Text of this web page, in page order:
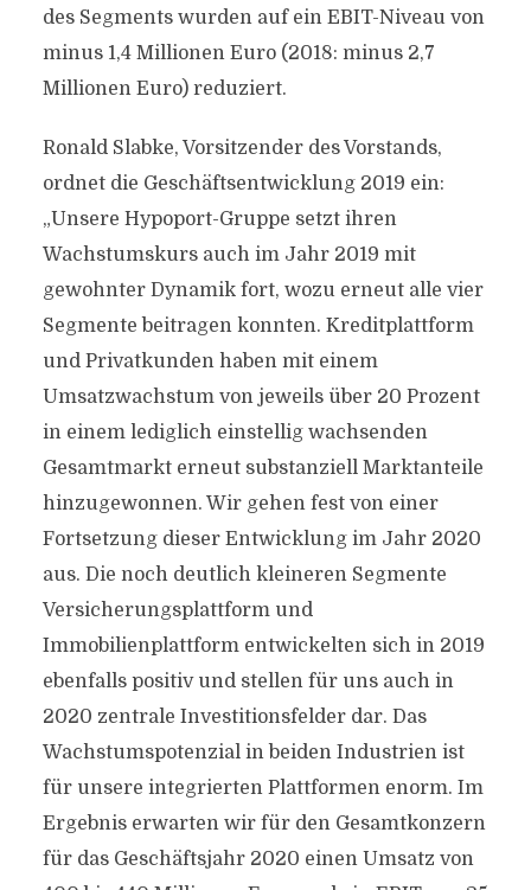
des Segments wurden auf ein EBIT-Niveau von
minus 1,4 Millionen Euro (2018: minus 2,7
Millionen Euro) reduziert.
Ronald Slabke, Vorsitzender des Vorstands,
ordnet die Geschäftsentwicklung 2019 ein:
„Unsere Hypoport-Gruppe setzt ihren
Wachstumskurs auch im Jahr 2019 mit
gewohnter Dynamik fort, wozu erneut alle vier
Segmente beitragen konnten. Kreditplattform
und Privatkunden haben mit einem
Umsatzwachstum von jeweils über 20 Prozent
in einem lediglich einstellig wachsenden
Gesamtmarkt erneut substanziell Marktanteile
hinzugewonnen. Wir gehen fest von einer
Fortsetzung dieser Entwicklung im Jahr 2020
aus. Die noch deutlich kleineren Segmente
Versicherungsplattform und
Immobilienplattform entwickelten sich in 2019
ebenfalls positiv und stellen für uns auch in
2020 zentrale Investitionsfelder dar. Das
Wachstumspotenzial in beiden Industrien ist
für unsere integrierten Plattformen enorm. Im
Ergebnis erwarten wir für den Gesamtkonzern
für das Geschäftsjahr 2020 einen Umsatz von